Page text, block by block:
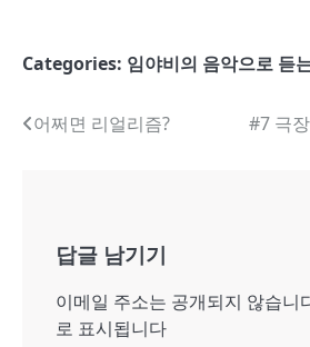
Categories: 임야비의 음악으로 듣
글어쩌면 리얼리즘? #7 극
답글 남기기
이메일 주소는 공개되지 않습니
로 표시됩니다